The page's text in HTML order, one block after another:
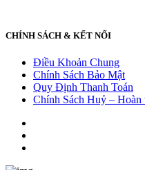
CHÍNH SÁCH & KẾT NỐI
Điều Khoản Chung
Chính Sách Bảo Mật
Quy Định Thanh Toán
Chính Sách Huỷ – Hoàn